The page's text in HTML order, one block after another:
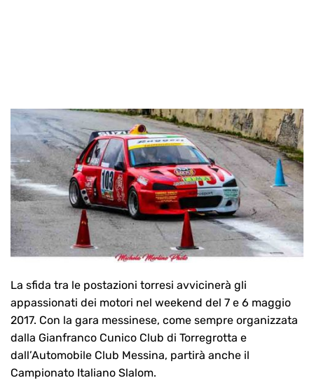
La sfida tra le postazioni torresi avvicinerà gli
appassionati dei motori nel weekend del 7 e 6 maggio
2017. Con la gara messinese, come sempre organizzata
dalla Gianfranco Cunico Club di Torregrotta e
dall’Automobile Club Messina, partirà anche il
Campionato Italiano Slalom.